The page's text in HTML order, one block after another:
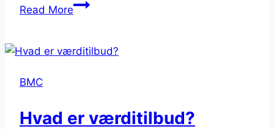
Read MoreIdentificere
dit
BMC
Hvad er værditilbud?